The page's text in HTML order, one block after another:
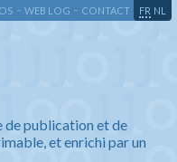
- WEB LOG - CONTACT FR NL
de publication et de
et enrichi par un